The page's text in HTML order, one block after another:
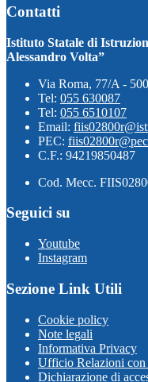
Contatti
Istituto Statale di
Alessandro Volta”
Via Roma, 77/A -
Tel: 055 630087
Tel: 055 6510107
Email:
PEC:
C.F.: 94219850487
Cod. Mecc.
Seguici su
Youtube
Instagram
Sezione Link Utili
Cookie policy
Note legali
Informativa Privacy
Ufficio Relazioni
Dichiarazione di